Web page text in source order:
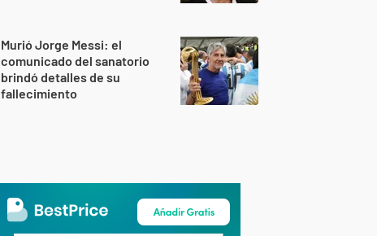
Murió Jorge Messi: el
comunicado del sanatorio
brindó detalles de su
fallecimiento